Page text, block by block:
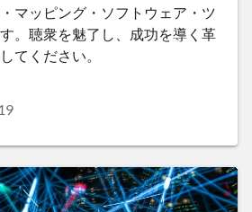
マッピング・ソフトウェア・ツ
。聴衆を魅了し、成功を導く革
てください。